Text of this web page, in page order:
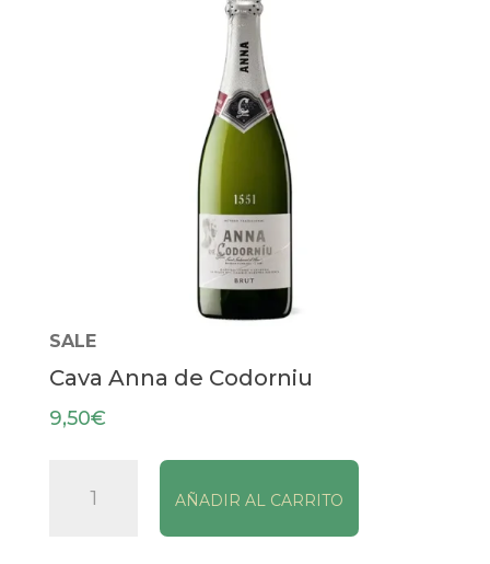
SALE
Cava Anna de Codorniu
9,50€
Anna
AÑADIR AL CARRITO